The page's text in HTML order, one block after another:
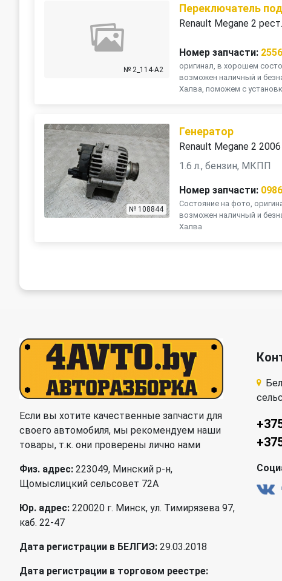
№ 2_114-A2
Переключатель
Renault Megane 2
Номер запчасти:
оригинал, в хорошем
возможен наличный и
Халва, поможем с
№ 108844
Генератор
Renault Megane 2 2006
1.6 л., бензин, МКПП
Номер запчасти:
Состояние на фото,
возможен наличный и
Халва
Если вы хотите качественные запчасти для
своего автомобиля, мы рекомендуем наши
товары, т.к. они проверены лично нами
Физ. адрес: 223049, Минский р-н,
Щомыслицкий сельсовет 72А
Юр. адрес: 220020 г. Минск, ул. Тимирязева 97,
каб. 22-47
Дата регистрации в БЕЛГИЭ: 29.03.2018
Дата регистрации в торговом реестре: